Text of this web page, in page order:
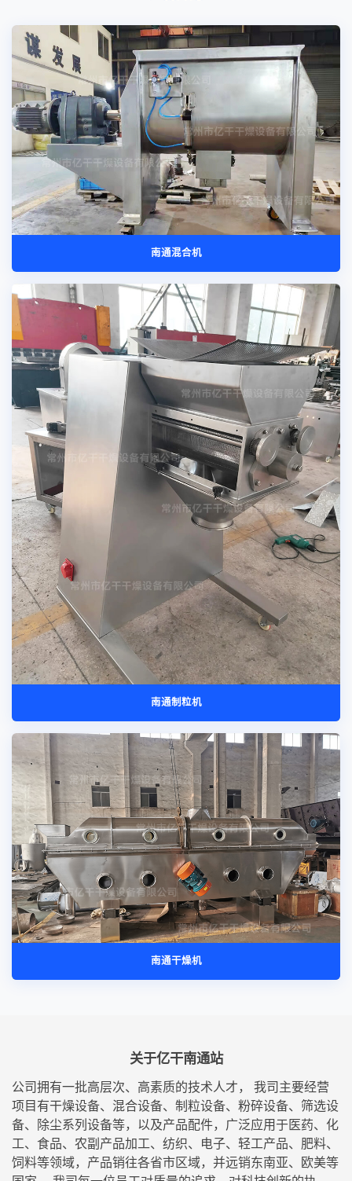
南通混合机
南通制粒机
南通干燥机
关于亿干南通站
公司拥有一批高层次、高素质的技术人才， 我司主要经营
项目有干燥设备、混合设备、制粒设备、粉碎设备、筛选设
备、除尘系列设备等，以及产品配件，广泛应用于医药、化
工、食品、农副产品加工、纺织、电子、轻工产品、肥料、
饲料等领域，产品销往各省市区域，并远销东南亚、欧美等